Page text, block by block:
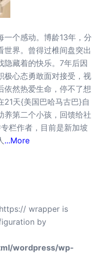
一个感动。博龄13年，分
世界。曾得过椎间盘突出
隐藏着的快乐。7年后因
极心态勇敢面对接受，视
依然热爱生命，停不了想
21天{美国巴哈马古巴}自
养第二个小孩，回馈给社
栏作者，目前是新加坡
...More
wrapper is
by
wordpress/wp-